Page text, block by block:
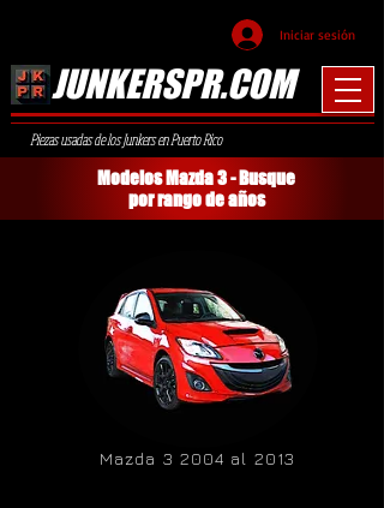
Iniciar sesión
JUNKERSPR.COM
Piezas usadas de los Junkers en Puerto Rico
Modelos Mazda 3 - Busque
por rango de años
Mazda 3 2004 al 2013